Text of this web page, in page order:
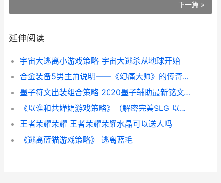
下一篇 »
延伸阅读
宇宙大逃离小游戏策略 宇宙大逃杀从地球开始
合金装备5男主角说明——《幻痛大师》的传奇战士 合金装备男主外号
墨子符文出装组合策略 2020墨子辅助最新铭文搭配
《以谁和共婵娟游戏策略》（解密完美SLG 以谁共眠
王者荣耀荣耀 王者荣耀荣耀水晶可以送人吗
《逃离蓝猫游戏策略》 逃离蓝毛